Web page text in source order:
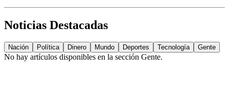
Noticias Destacadas
Nación Política Dinero Mundo Deportes Tecnología Gente
No hay artículos disponibles en la sección Gente.